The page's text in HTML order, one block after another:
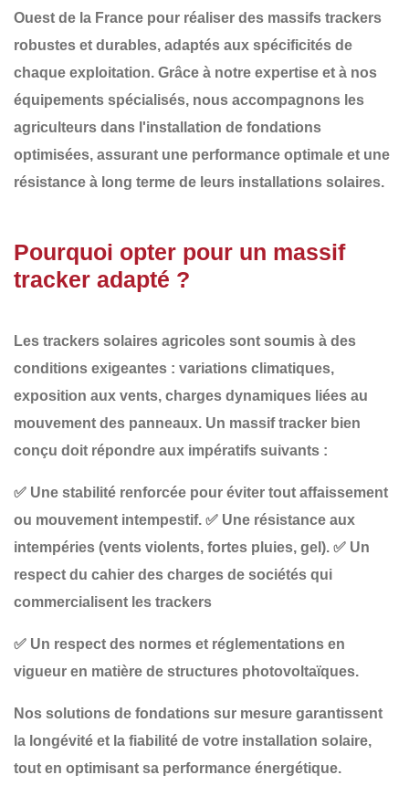
Ouest de la France pour réaliser des massifs trackers
robustes et durables, adaptés aux spécificités de
chaque exploitation. Grâce à notre expertise et à nos
équipements spécialisés, nous accompagnons les
agriculteurs dans l'installation de fondations
optimisées, assurant une performance optimale et une
résistance à long terme de leurs installations solaires.
Pourquoi opter pour un massif
tracker adapté ?
Les trackers solaires agricoles sont soumis à des
conditions exigeantes : variations climatiques,
exposition aux vents, charges dynamiques liées au
mouvement des panneaux. Un massif tracker bien
conçu doit répondre aux impératifs suivants :
✅ Une stabilité renforcée pour éviter tout affaissement
ou mouvement intempestif. ✅ Une résistance aux
intempéries (vents violents, fortes pluies, gel). ✅ Un
respect du cahier des charges de sociétés qui
commercialisent les trackers
✅ Un respect des normes et réglementations en
vigueur en matière de structures photovoltaïques.
Nos solutions de fondations sur mesure garantissent
la longévité et la fiabilité de votre installation solaire,
tout en optimisant sa performance énergétique.